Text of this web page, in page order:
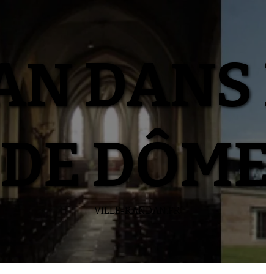
DANS
DE
VILLE-RANDAN.FR